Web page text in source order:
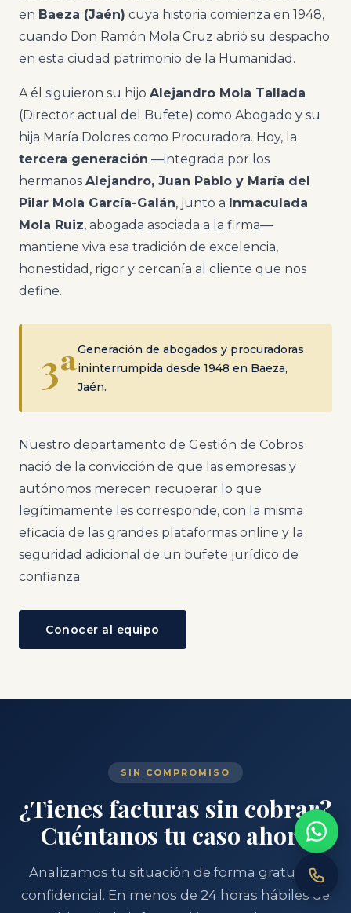
en Baeza (Jaén) cuya historia comienza en 1948,
cuando Don Ramón Mola Cruz abrió su despacho
en esta ciudad patrimonio de la Humanidad.
A él siguieron su hijo Alejandro Mola Tallada
(Director actual del Bufete) como Abogado y su
hija María Dolores como Procuradora. Hoy, la
tercera generación —integrada por los
hermanos Alejandro, Juan Pablo y María del
Pilar Mola García-Galán, junto a Inmaculada
Mola Ruiz, abogada asociada a la firma—
mantiene viva esa tradición de excelencia,
honestidad, rigor y cercanía al cliente que nos
define.
3ªGeneración de abogados y procuradoras
ininterrumpida desde 1948 en Baeza,
Jaén.
Nuestro departamento de Gestión de Cobros
nació de la convicción de que las empresas y
autónomos merecen recuperar lo que
legítimamente les corresponde, con la misma
eficacia de las grandes plataformas online y la
seguridad adicional de un bufete jurídico de
confianza.
Conocer al equipo
SIN COMPROMISO
¿Tienes facturas sin cobrar?
Cuéntanos tu caso ahora
Analizamos tu situación de forma gratuita y
confidencial. En menos de 24 horas hábiles de